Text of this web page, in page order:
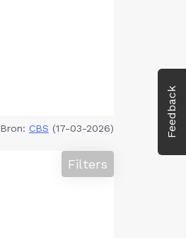
Feedback
Bron: CBS (17-03-2026)
Filters